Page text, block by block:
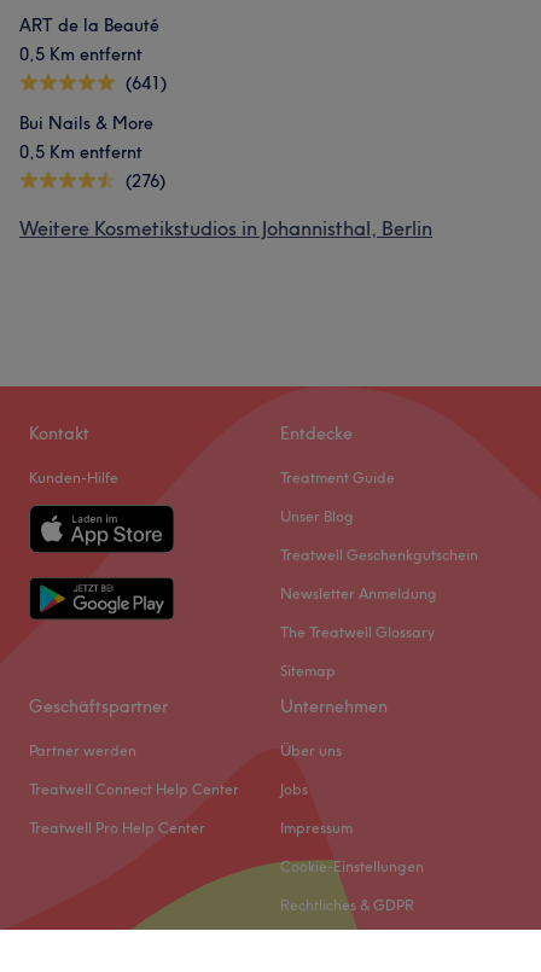
ART de la Beauté
0,5 Km entfernt
(641)
Bui Nails & More
0,5 Km entfernt
(276)
Weitere Kosmetikstudios in Johannisthal, Berlin
Kontakt
Kunden-Hilfe
Entdecke
Treatment Guide
Unser Blog
Treatwell Geschenkgutschein
Newsletter Anmeldung
The Treatwell Glossary
Sitemap
Geschäftspartner
Partner werden
Treatwell Connect Help Center
Treatwell Pro Help Center
Unternehmen
Über uns
Jobs
Impressum
Cookie-Einstellungen
Rechtliches & GDPR